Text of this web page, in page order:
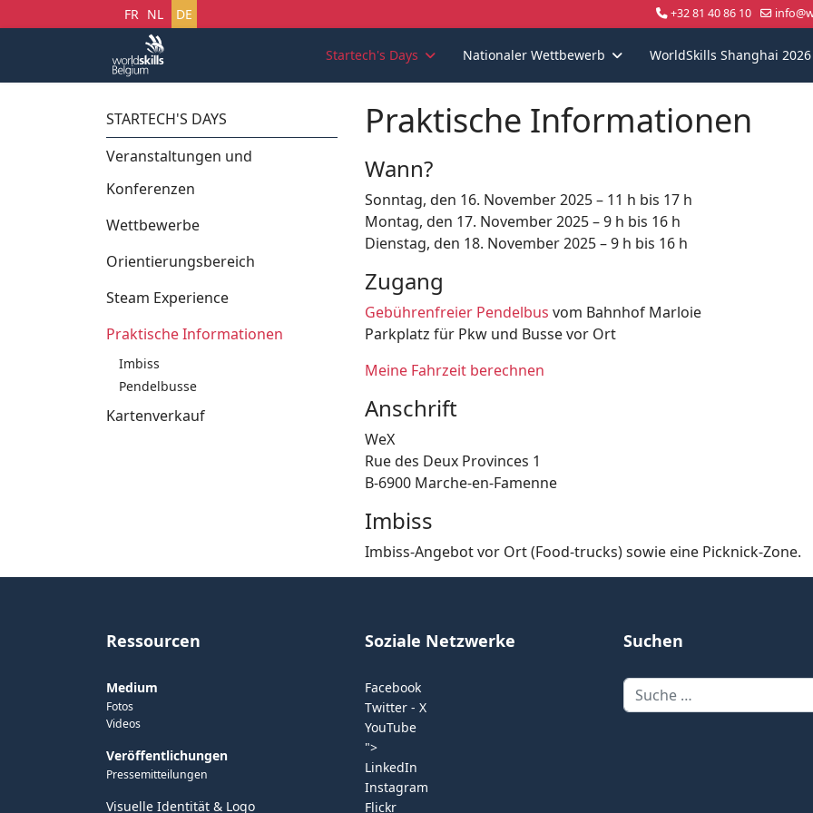
Sprache auswählen
FR NL DE +32 81 40 86 10
Startech's Days Nationaler Wettbewerb WorldSkills Shanghai 2026
STARTECH'S DAYS
Veranstaltungen und
Konferenzen
Wettbewerbe
Orientierungsbereich
Steam Experience
Praktische Informationen
Imbiss
Pendelbusse
Kartenverkauf
Praktische Informationen
Wann?
Sonntag, den 16. November 2025 – 11 h bis 17 h
Montag, den 17. November 2025 – 9 h bis 16 h
Dienstag, den 18. November 2025 – 9 h bis 16 h
Zugang
Gebührenfreier Pendelbus vom Bahnhof Marloie
Parkplatz für Pkw und Busse vor Ort
Meine Fahrzeit berechnen
Anschrift
WeX
Rue des Deux Provinces 1
B-6900 Marche-en-Famenne
Imbiss
Imbiss-Angebot vor Ort (Food-trucks) sowie eine Picknick-Zone.
Ressourcen
Medium
Fotos
Videos
Veröffentlichungen
Pressemitteilungen
Visuelle Identität & Logo
Soziale Netzwerke
Facebook
Twitter - X
YouTube
">
LinkedIn
Instagram
Flickr
Suchen
Suchen